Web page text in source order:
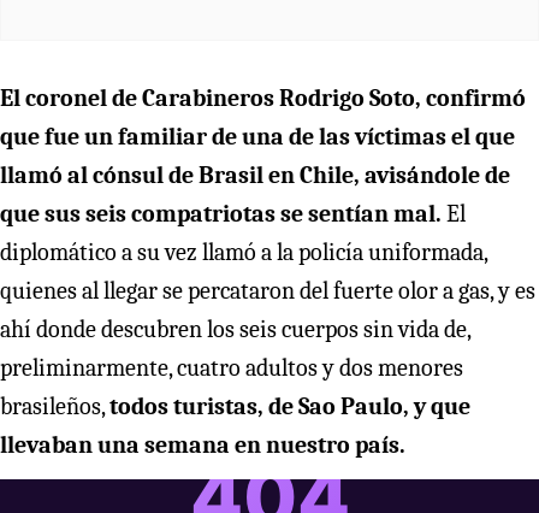
El coronel de Carabineros Rodrigo Soto, confirmó
que fue un familiar de una de las víctimas el que
llamó al cónsul de Brasil en Chile, avisándole de
que sus seis compatriotas se sentían mal. El
diplomático a su vez llamó a la policía uniformada,
quienes al llegar se percataron del fuerte olor a gas, y es
ahí donde descubren los seis cuerpos sin vida de,
preliminarmente, cuatro adultos y dos menores
brasileños,todos turistas, de Sao Paulo, y que
llevaban una semana en nuestro país.